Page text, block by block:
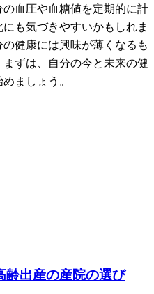
血圧や血糖値を定期的に計
も気づきやすいかもしれま
健康には興味が薄くなるも
ずは、自分の今と未来の健
ましょう。
齢出産の産院の選び